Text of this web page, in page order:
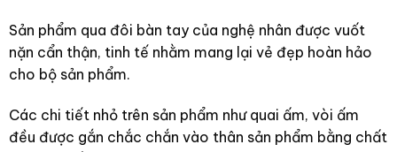
Sản phẩm qua đôi bàn tay của nghệ nhân được vuốt
nặn cẩn thận, tinh tế nhằm mang lại vẻ đẹp hoàn hảo
cho bộ sản phẩm.
Các chi tiết nhỏ trên sản phẩm như quai ấm, vòi ấm
đều được gắn chắc chắn vào thân sản phẩm bằng chất